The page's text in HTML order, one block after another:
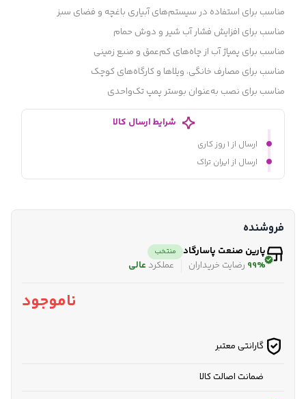
مناسب برای استفاده در سیستم‌های آبیاری باغچه و فضای سبز
مناسب برای افزایش فشار آب شیر و دوش حمام
مناسب برای پمپاژ آب از چاه‌های کم‌عمق و منبع زمینی
مناسب برای مصارف خانگی، ویلاها و کارگاه‌های کوچک
مناسب برای نصب به‌عنوان بوستر پمپ تک‌واحدی
شرایط ارسال کالا
ارسال از ۱ روز کاری
ارسال از ایران تراک
فروشنده
پارین صنعت پاسارگاد منتخب
99% رضایت خریداران عملکرد عالی
ناموجود
گارانتی معتبر
ضمانت اصالت کالا